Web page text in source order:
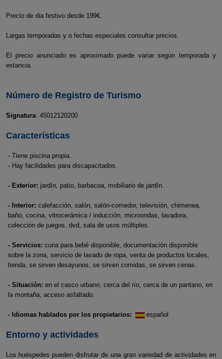
Precio de dia festivo desde 199€.
Largas temporadas y o fechas especiales consultar precios.
El precio anunciado es aproximado puede variar según temporada y
estancia.
Número de Registro de Turismo
Signatura: 45012120200
Características
- Tiene piscina propia.
- Hay facilidades para discapacitados.
- Exterior: jardín, patio, barbacoa, mobiliario de jardín.
- Interior: calefacción, salón, salón-comedor, televisión, chimenea,
baño, cocina, vitrocerámica / inducción, microondas, lavadora,
colección de juegos, dvd, sala de usos múltiples.
- Servicios: cuna para bebé disponible, documentación disponible
sobre la zona, servicio de lavado de ropa, venta de productos locales,
tienda, se sirven desayunos, se sirven comidas, se sirven cenas.
- Situación: en el casco urbano, cerca del río, cerca de un pantano, en
la montaña, acceso asfaltado.
- Idiomas hablados por los propietarios: español
Entorno y actividades
Los huéspedes pueden disfrutar de una gran variedad de actividades en